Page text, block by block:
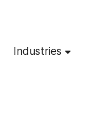
Industries